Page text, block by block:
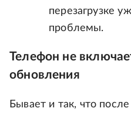
перезагрузке
проблемы.
Телефон не
обновления
Бывает и так, что